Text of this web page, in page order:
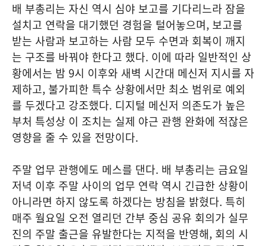
배 부총리는 자신 역시 심야 보고를 기다리느라 잠을
설치고 연락을 대기했던 경험을 털어놓으며, 보고를
받는 사람과 보고하는 사람 모두 수면과 회복이 깨지
는 구조를 바꿔야 한다고 했다. 이에 따라 일반적인 상
황에서는 밤 9시 이후와 새벽 시간대 메신저 지시를 자
제하고, 불가피한 특수 상황에서만 최소 범위로 예외
를 두겠다고 강조했다. 디지털 메신저 의존도가 높은
부처 특성상 이 조치는 실제 야근 관행 완화에 적잖은
영향을 줄 수 있을 전망이다.
주말 업무 관행에도 메스를 댄다. 배 부총리는 금요일
저녁 이후 주말 사이의 업무 연락 역시 긴급한 상황이
아니라면 하지 않도록 하겠다는 방침을 밝혔다. 특히
매주 월요일 오전 열리던 간부 중심 공유 회의가 실무
진의 주말 출근을 유발한다는 지적을 반영해, 회의 시